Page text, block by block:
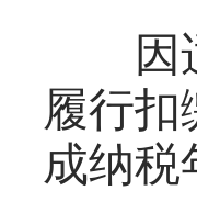
因适
履行扣
成纳税